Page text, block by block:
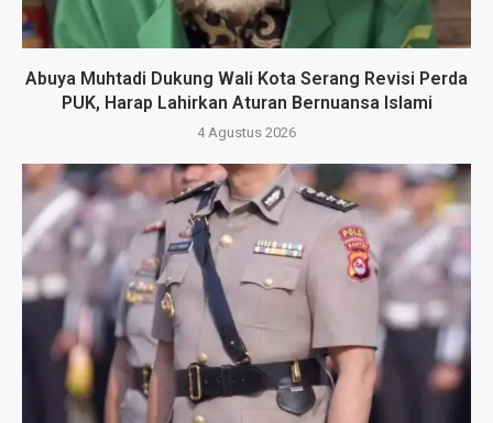
Abuya Muhtadi Dukung Wali Kota Serang Revisi Perda
PUK, Harap Lahirkan Aturan Bernuansa Islami
4 Agustus 2026